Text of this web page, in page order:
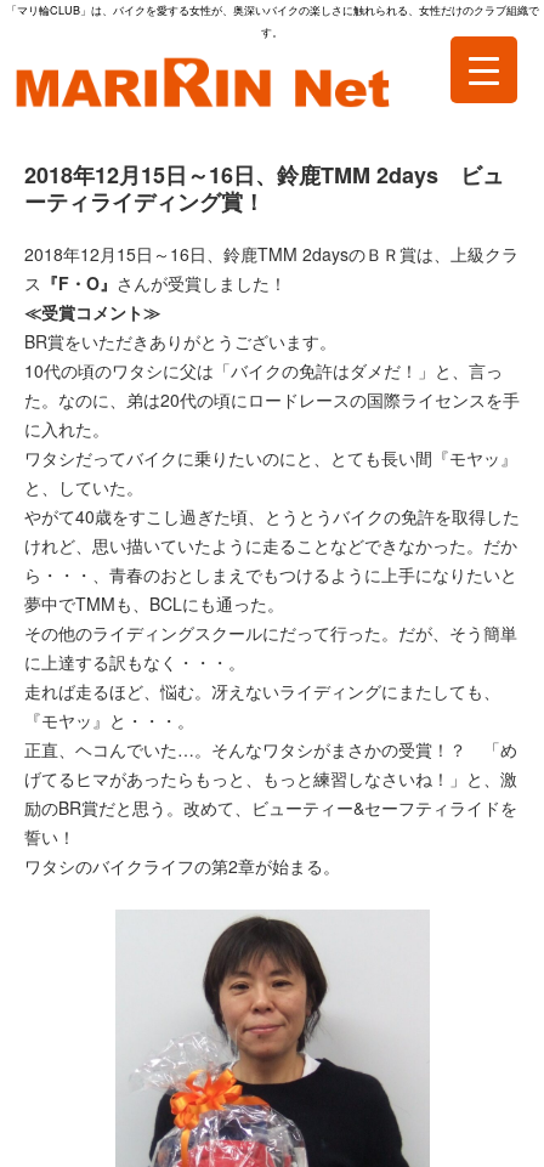
「マリ輪CLUB」は、バイクを愛する女性が、奥深いバイクの楽しさに触れられる、女性だけのクラブ組織で
す。
2018年12月15日～16日、鈴鹿TMM 2days ビュ
ーティライディング賞！
2018年12月15日～16日、鈴鹿TMM 2daysのＢＲ賞は、上級クラ
ス 『F・O』 さんが受賞しました！
≪受賞コメント≫
BR賞をいただきありがとうございます。
10代の頃のワタシに父は「バイクの免許はダメだ！」と、言っ
た。なのに、弟は20代の頃にロードレースの国際ライセンスを手
に入れた。
ワタシだってバイクに乗りたいのにと、とても長い間『モヤッ』
と、していた。
やがて40歳をすこし過ぎた頃、とうとうバイクの免許を取得した
けれど、思い描いていたように走ることなどできなかった。だか
ら・・・、青春のおとしまえでもつけるように上手になりたいと
夢中でTMMも、BCLにも通った。
その他のライディングスクールにだって行った。だが、そう簡単
に上達する訳もなく・・・。
走れば走るほど、悩む。冴えないライディングにまたしても、
『モヤッ』と・・・。
正直、ヘコんでいた…。そんなワタシがまさかの受賞！？ 「め
げてるヒマがあったらもっと、もっと練習しなさいね！」と、激
励のBR賞だと思う。改めて、ビューティー&セーフティライドを
誓い！
ワタシのバイクライフの第2章が始まる。